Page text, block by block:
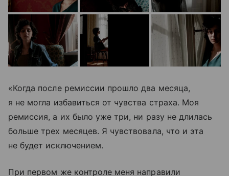
«Когда после ремиссии прошло два месяца,
я не могла избавиться от чувства страха. Моя
ремиссия, а их было уже три, ни разу не длилась
больше трех месяцев. Я чувствовала, что и эта
не будет исключением.
При первом же контроле меня направили